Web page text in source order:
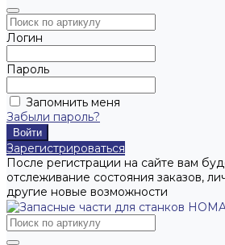
Логин
Пароль
Запомнить меня
Забыли пароль?
Зарегистрироваться
После регистрации на сайте вам
отслеживание состояния заказов,
другие новые возможности